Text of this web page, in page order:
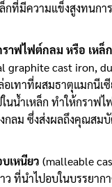
กที่มีความแข็งสูงทนกา
าฟไฟต์กลม หรือ เหล็
graphite cast iron,
อเทาที่ผสมธาตุแมกนีเ
ในน้ำเหล็ก ทำให้กราฟ
กลม ซึ่งส่งผลถึงคุณสม
เหนียว (malleable
ว ที่นำไปอบในบรรยาก